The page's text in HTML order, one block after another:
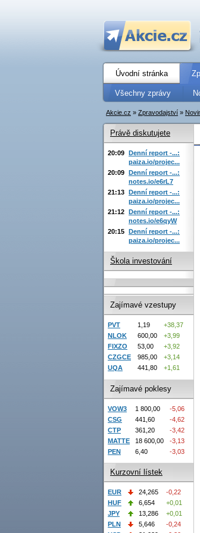
Úvodní stránka
Všechny zprávy
Akcie.cz » Zpravodajství »
Právě diskutujete
20:09 Denní report -...:
paiza.io/projec...
20:09 Denní report -...:
notes.io/e6rL7
21:13 Denní report -...:
paiza.io/projec...
21:12 Denní report -...:
notes.io/e6qyW
20:15 Denní report -...:
paiza.io/projec...
Škola investování
Zajímavé vzestupy
PVT 1,19
+38,37
NLOK
600,00
+3,99
FIXZO
53,00
+3,92
CZGCE
985,00
+3,14
UQA
441,80 +1,61
Zajímavé poklesy
VOW3 1 800,00
-5,06
CSG
441,60
-4,62
CTP
361,20
-3,42
MATTE
18 600,00
-3,13
PEN
6,40 -3,03
Kurzovní lístek
EUR 24,265
-0,22
HUF
6,654
+0,01
JPY
13,286
+0,01
PLN
5,646
-0,24